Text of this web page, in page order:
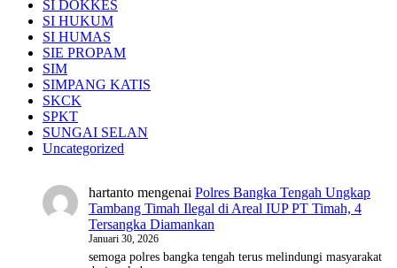
SI DOKKES
SI HUKUM
SI HUMAS
SIE PROPAM
SIM
SIMPANG KATIS
SKCK
SPKT
SUNGAI SELAN
Uncategorized
hartanto mengenai Polres Bangka Tengah Ungkap
Tambang Timah Ilegal di Areal IUP PT Timah, 4
Tersangka Diamankan
Januari 30, 2026
semoga polres bangka tengah terus melindungi masyarakat